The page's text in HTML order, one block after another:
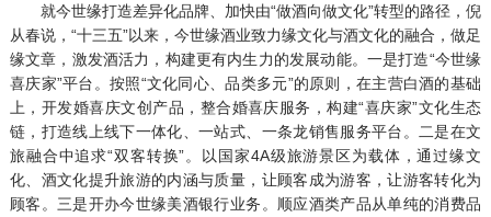
就今世缘打造差异化品牌、加快由“做酒向做文化”转型的路径，倪
从春说，“十三五”以来，今世缘酒业致力缘文化与酒文化的融合，做足
缘文章，激发酒活力，构建更有内生力的发展动能。一是打造“今世缘
喜庆家”平台。按照“文化同心、品类多元”的原则，在主营白酒的基础
上，开发婚喜庆文创产品，整合婚喜庆服务，构建“喜庆家”文化生态
链，打造线上线下一体化、一站式、一条龙销售服务平台。二是在文
旅融合中追求“双客转换”。以国家4A级旅游景区为载体，通过缘文
化、酒文化提升旅游的内涵与质量，让顾客成为游客，让游客转化为
顾客。三是开办今世缘美酒银行业务。顺应酒类产品从单纯的消费品